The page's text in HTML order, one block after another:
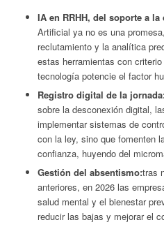
IA en RRHH, del soporte a
Artificial ya no es una
reclutamiento y la analítica
estas herramientas con
tecnología potencie el factor
Registro digital de la
sobre la desconexión digital,
implementar sistemas de
con la ley, sino que fomenten
confianza, huyendo del
Gestión del absentismo:tras
anteriores, en 2026 las
salud mental y el bienestar
reducir las bajas y mejorar el